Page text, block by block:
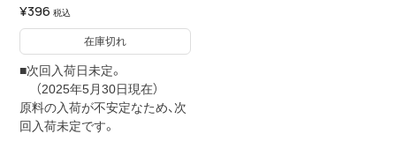
¥396 税込
在庫切れ
■次回入荷日未定。
（2025年5月30日現在）
原料の入荷が不安定なため、次
回入荷未定です。